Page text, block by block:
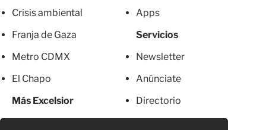
Crisis ambiental
Franja de Gaza
Metro CDMX
El Chapo
Más Excelsior
Apps
Servicios
Newsletter
Anúnciate
Directorio